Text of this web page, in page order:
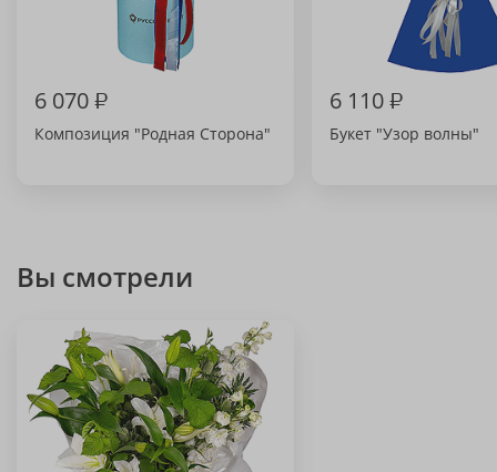
6 070₽
Композиция "Родная Сторона"
6 110₽
Букет "Узор волны"
Вы смотрели